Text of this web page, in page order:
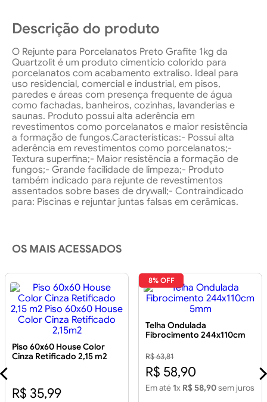
Descrição do produto
O Rejunte para Porcelanatos Preto Grafite 1kg da
Quartzolit é um produto cimentício colorido para
porcelanatos com acabamento extraliso. Ideal para
uso residencial, comercial e industrial, em pisos,
paredes e áreas com presença frequente de água
como fachadas, banheiros, cozinhas, lavanderias e
saunas. Produto possui alta aderência em
revestimentos como porcelanatos e maior resistência
a formação de fungos.Características:- Possui alta
aderência em revestimentos como porcelanatos;-
Textura superfina;- Maior resistência a formação de
fungos;- Grande facilidade de limpeza;- Produto
também indicado para rejunte de revestimentos
assentados sobre bases de drywall;- Contraindicado
para: Piscinas e rejuntar juntas falsas em cerâmicas.
OS MAIS ACESSADOS
Piso 60x60 House Color
Cinza Retificado 2,15 m2
R$ 35,99
8% OFF
Telha Ondulada
Fibrocimento 244x110cm
R$ 63,81
R$ 58,90
Em até 1x R$ 58,90sem juros